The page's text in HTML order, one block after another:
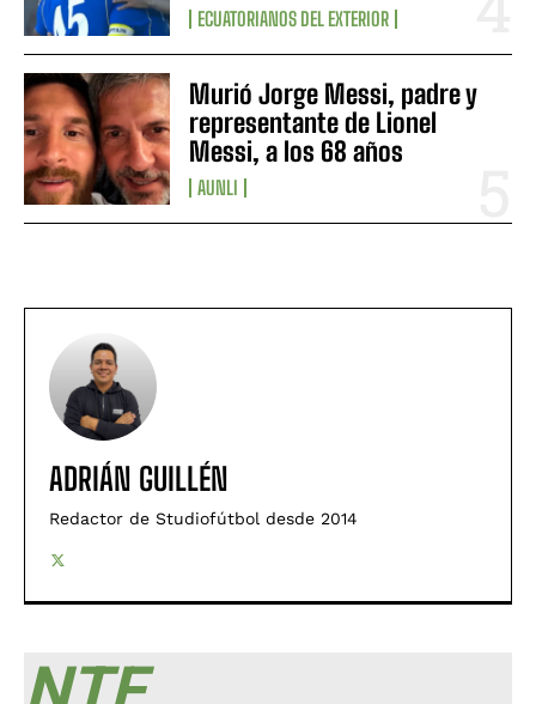
ECUATORIANOS DEL EXTERIOR
Murió Jorge Messi, padre y
representante de Lionel
Messi, a los 68 años
AUNLI
ADRIÁN GUILLÉN
Redactor de Studiofútbol desde 2014